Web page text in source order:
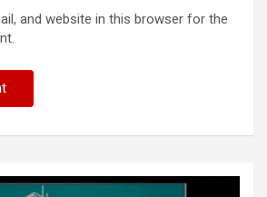
and website in this browser for the